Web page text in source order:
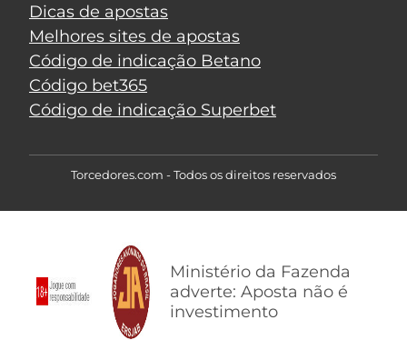
Dicas de apostas
Melhores sites de apostas
Código de indicação Betano
Código bet365
Código de indicação Superbet
Torcedores.com - Todos os direitos reservados
Ministério da Fazenda
adverte: Aposta não é
investimento